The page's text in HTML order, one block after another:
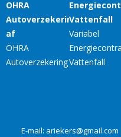
E-mail: ariekers@gmail.com